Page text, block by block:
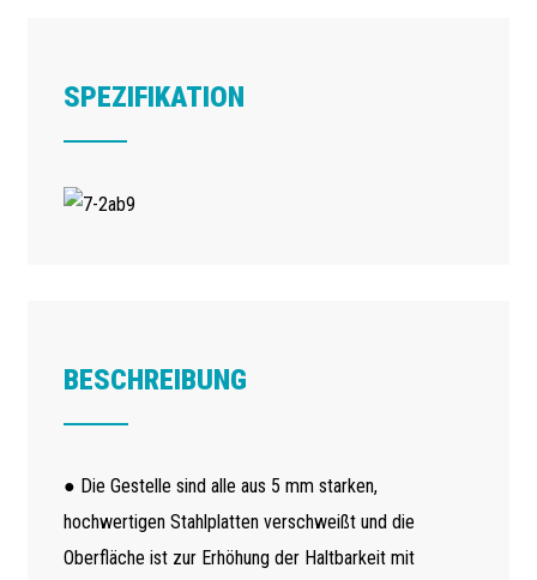
SPEZIFIKATION
BESCHREIBUNG
● Die Gestelle sind alle aus 5 mm starken,
hochwertigen Stahlplatten verschweißt und die
Oberfläche ist zur Erhöhung der Haltbarkeit mit